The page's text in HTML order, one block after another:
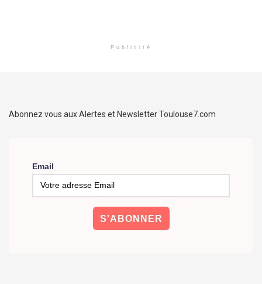
Publicité
Abonnez vous aux Alertes et Newsletter Toulouse7.com
Email